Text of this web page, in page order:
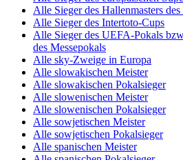
Alle Sieger des Hallenmasters
Alle Sieger des Intertoto-Cups
Alle Sieger des UEFA-Pokals
des Messepokals
Alle sky-Zweige in Europa
Alle slowakischen Meister
Alle slowakischen Pokalsieger
Alle slowenischen Meister
Alle slowenischen Pokalsieger
Alle sowjetischen Meister
Alle sowjetischen Pokalsieger
Alle spanischen Meister